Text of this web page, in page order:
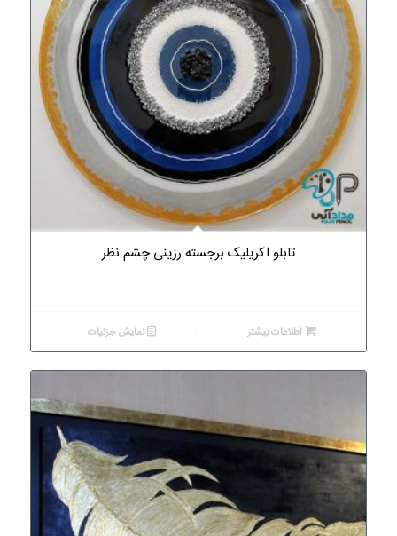
تابلو اکریلیک برجسته رزینی چشم نظر
اطلاعات بیشتر نمایش جزئیات